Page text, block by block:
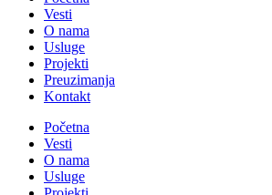
Vesti
O nama
Usluge
Projekti
Preuzimanja
Kontakt
Početna
Vesti
O nama
Usluge